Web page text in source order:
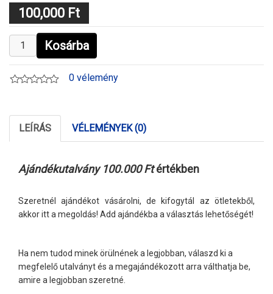
100,000 Ft
Kosárba
0 vélemény
LEÍRÁS VÉLEMÉNYEK (0)
Ajándékutalvány 100.000 Ftértékben
Szeretnél ajándékot vásárolni, de kifogytál az ötletekből,
akkor itt a megoldás! Add ajándékba a választás lehetőségét!
Ha nem tudod minek örülnének a legjobban, válaszd ki a
megfelelő utalványt és a megajándékozott arra válthatja be,
amire a legjobban szeretné.